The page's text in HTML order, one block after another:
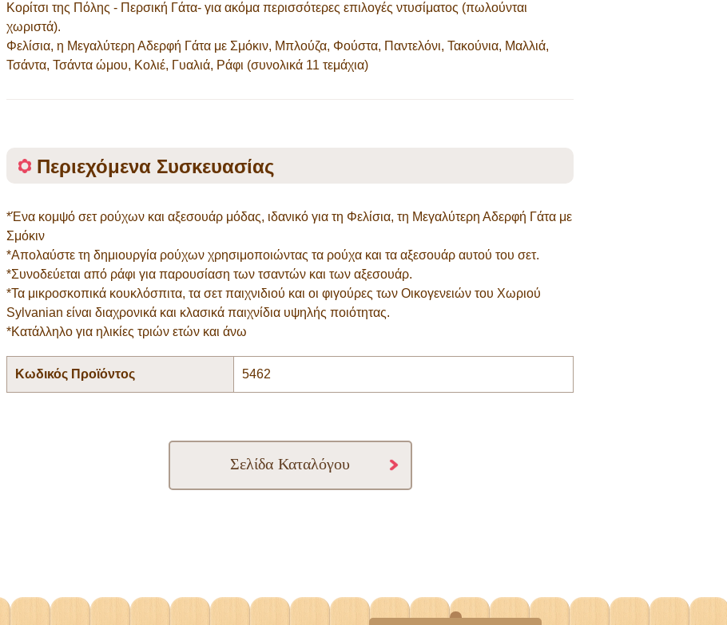
Κορίτσι της Πόλης - Περσική Γάτα- για ακόμα περισσότερες επιλογές ντυσίματος (πωλούνται
χωριστά).
Φελίσια, η Μεγαλύτερη Αδερφή Γάτα με Σμόκιν, Μπλούζα, Φούστα, Παντελόνι, Τακούνια, Μαλλιά,
Τσάντα, Τσάντα ώμου, Κολιέ, Γυαλιά, Ράφι (συνολικά 11 τεμάχια)
Περιεχόμενα Συσκευασίας
*Ένα κομψό σετ ρούχων και αξεσουάρ μόδας, ιδανικό για τη Φελίσια, τη Μεγαλύτερη Αδερφή Γάτα με
Σμόκιν
*Απολαύστε τη δημιουργία ρούχων χρησιμοποιώντας τα ρούχα και τα αξεσουάρ αυτού του σετ.
*Συνοδεύεται από ράφι για παρουσίαση των τσαντών και των αξεσουάρ.
*Τα μικροσκοπικά κουκλόσπιτα, τα σετ παιχνιδιού και οι φιγούρες των Οικογενειών του Χωριού
Sylvanian είναι διαχρονικά και κλασικά παιχνίδια υψηλής ποιότητας.
*Κατάλληλο για ηλικίες τριών ετών και άνω
Κωδικός Προϊόντος 5462
Σελίδα Καταλόγου